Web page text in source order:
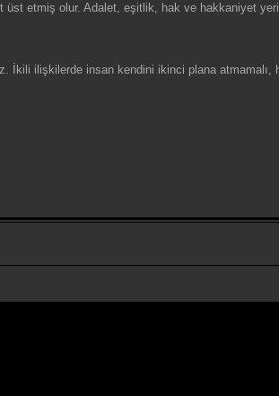
etmiş olur. Adalet, eşitlik, hak ve hakkaniyet
İkili ilişkilerde insan kendini ikinci plana atmamalı,